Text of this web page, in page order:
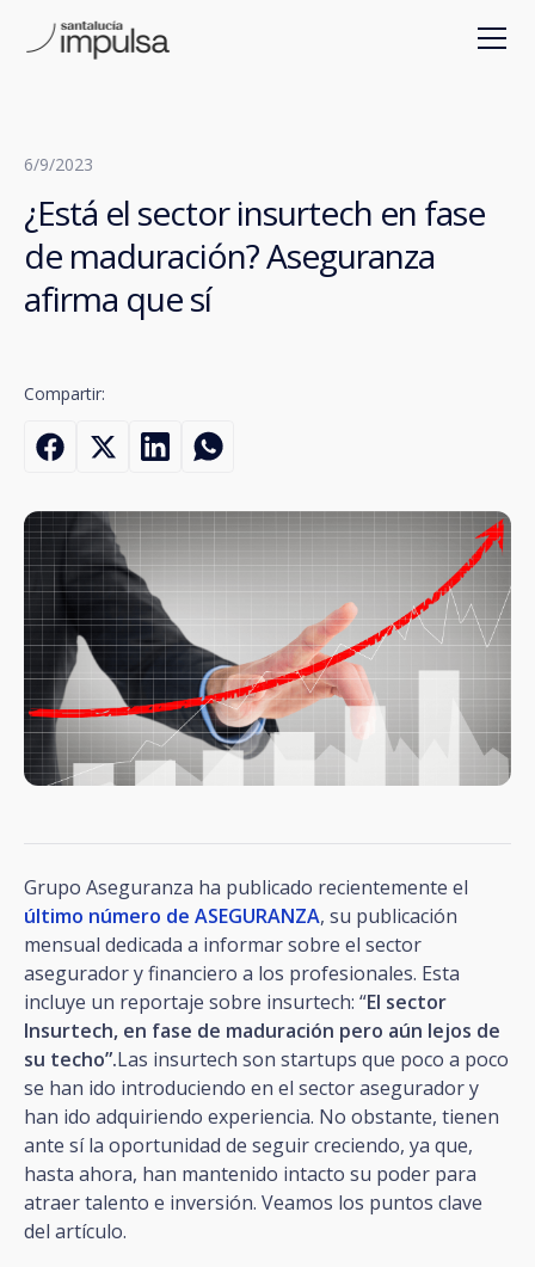
6/9/2023
¿Está el sector insurtech en fase
de maduración? Aseguranza
afirma que sí
Compartir:
Grupo Aseguranza ha publicado recientemente el
último número de ASEGURANZA, su publicación
mensual dedicada a informar sobre el sector
asegurador y financiero a los profesionales. Esta
incluye un reportaje sobre insurtech: “El sector
Insurtech, en fase de maduración pero aún lejos de
su techo”.Las insurtech son startups que poco a poco
se han ido introduciendo en el sector asegurador y
han ido adquiriendo experiencia. No obstante, tienen
ante sí la oportunidad de seguir creciendo, ya que,
hasta ahora, han mantenido intacto su poder para
atraer talento e inversión. Veamos los puntos clave
del artículo.